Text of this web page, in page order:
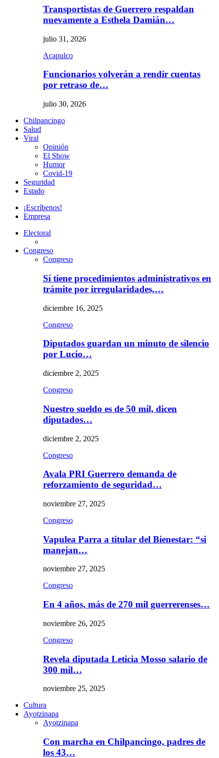
Transportistas de Guerrero respaldan
nuevamente a Esthela Damián…
julio 31, 2026
Acapulco
Funcionarios volverán a rendir cuentas
por retraso de…
julio 30, 2026
Chilpancingo
Salud
Viral
Opinión
El Show
Humor
Covid-19
Seguridad
Estado
¡Escríbenos!
Empresa
Electoral
Congreso
Congreso
Sí tiene procedimientos administrativos en
trámite por irregularidades,…
diciembre 16, 2025
Congreso
Diputados guardan un minuto de silencio
por Lucio…
diciembre 2, 2025
Congreso
Nuestro sueldo es de 50 mil, dicen
diputados…
diciembre 2, 2025
Congreso
Avala PRI Guerrero demanda de
reforzamiento de seguridad…
noviembre 27, 2025
Congreso
Vapulea Parra a titular del Bienestar: “si
manejan…
noviembre 27, 2025
Congreso
En 4 años, más de 270 mil guerrerenses…
noviembre 26, 2025
Congreso
Revela diputada Leticia Mosso salario de
300 mil…
noviembre 25, 2025
Cultura
Ayotzinapa
Ayotzinapa
Con marcha en Chilpancingo, padres de
los 43…